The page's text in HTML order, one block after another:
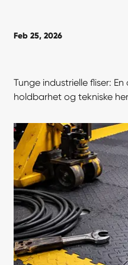
Feb 25, 2026
Tunge industrielle fliser:
holdbarhet og tekniske